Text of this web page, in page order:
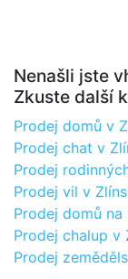
Nenašli jste
Zkuste další
Prodej domů v
Prodej chat v
Prodej
Prodej vil v
Prodej domů
Prodej chalup v
Prodej